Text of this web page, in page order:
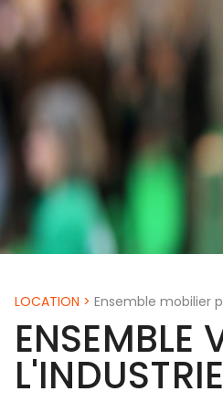
LOCATION > Ensemble mobilier
ENSEMBLE